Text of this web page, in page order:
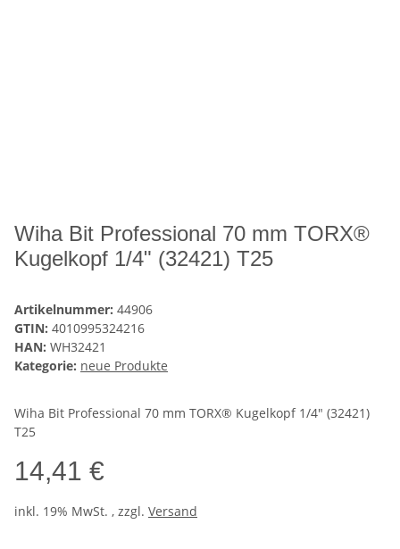
Wiha Bit Professional 70 mm TORX®
Kugelkopf 1/4" (32421) T25
Artikelnummer: 44906
GTIN: 4010995324216
HAN: WH32421
Kategorie: neue Produkte
Wiha Bit Professional 70 mm TORX® Kugelkopf 1/4" (32421)
T25
14,41 €
inkl. 19% MwSt. , zzgl. Versand